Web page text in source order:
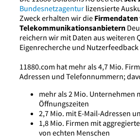
Bundesnetzagentur lizensierte
Zweck erhalten wir die
Telekommunikationsanbietern
reichern wir mit Daten aus weiteren
Eigenrecherche und Nutzerfeedback
11880.com hat mehr als 4,7 Mio.
Adressen und Telefonnummern;
mehr als 2 Mio. Unternehmen
Öffnungszeiten
2,7 Mio. mit E-Mail-Adressen
1,8 Mio. Firmen mit
von echten Menschen